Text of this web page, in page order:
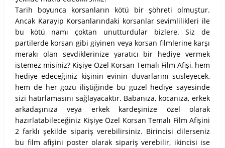
Tarih boyunca korsanların kötü bir şöhreti olmuştur.
Ancak Karayip Korsanlarındaki korsanlar sevimlilikleri ile
bu kötü namı çoktan unutturdular bizlere. Siz de
partilerde korsan gibi giyinen veya korsan filmlerine karşı
merakı olan sevdiklerinize yaratıcı bir hediye vermek
istemez misiniz? Kişiye Özel Korsan Temalı Film Afişi, hem
hediye edeceğiniz kişinin evinin duvarlarını süsleyecek,
hem de her gözü iliştiğinde bu güzel hediye sayesinde
sizi hatırlamasını sağlayacaktır. Babanıza, kocanıza, erkek
arkadaşınıza veya erkek kardeşinize özel olarak
hazırlatabileceğiniz Kişiye Özel Korsan Temalı Film Afişini
2 farklı şekilde sipariş verebilirsiniz. Birincisi dilerseniz
bu film afişini poster olarak sipariş verebilir, ikincisi ise